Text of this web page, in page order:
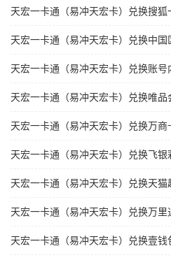
天宏一卡通（易冲天宏卡）兑换搜狐
天宏一卡通（易冲天宏卡）兑换中国
天宏一卡通（易冲天宏卡）兑换账号
天宏一卡通（易冲天宏卡）兑换唯品
天宏一卡通（易冲天宏卡）兑换万商
天宏一卡通（易冲天宏卡）兑换飞银
天宏一卡通（易冲天宏卡）兑换天猫
天宏一卡通（易冲天宏卡）兑换万里
天宏一卡通（易冲天宏卡）兑换壹钱